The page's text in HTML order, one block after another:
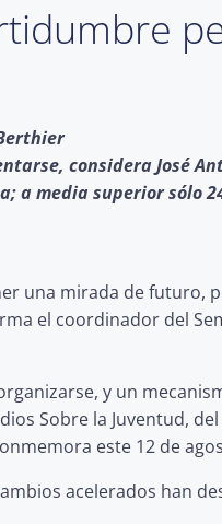
considera José
a media superior sólo
una mirada de
el coordinador del
y un
Sobre la Juventud,
este 12 de
acelerados han